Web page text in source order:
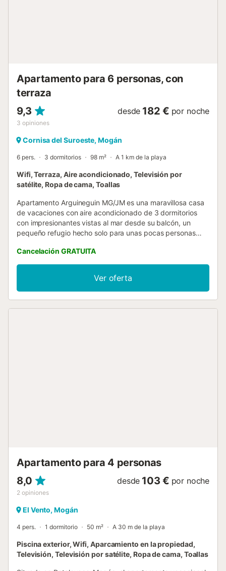
Apartamento para 6 personas, con
terraza
9,3
3 opiniones
desde 182 € por noche
Cornisa del Suroeste, Mogán
6 pers. 3 dormitorios 98 m² A 1 km de la playa
Wifi, Terraza, Aire acondicionado, Televisión por
satélite, Ropa de cama, Toallas
Apartamento Arguineguin MG/JM es una maravillosa casa
de vacaciones con aire acondicionado de 3 dormitorios
con impresionantes vistas al mar desde su balcón, un
pequeño refugio hecho solo para unas pocas personas
ubicado frente al mar y ofrece 3 dormitorios, para alojar
hasta a 6 personas en el sur de Gran Canaria, se
encuentra ubicado en el último piso del edificio lo que
garantiza privacidad, relax, y las mejores vistas de la zona.
Apartamento Arguineguin MG/JM es una bonita propiedad
Cancelación GRATUITA
Ver oferta
Apartamento para 4 personas
8,0
2 opiniones
desde 103 € por noche
El Vento, Mogán
4 pers. 1 dormitorio 50 m² A 30 m de la playa
Piscina exterior, Wifi, Aparcamiento en la propiedad,
Televisión, Televisión por satélite, Ropa de cama, Toallas